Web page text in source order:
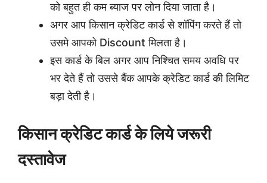
को बहुत ही कम ब्याज पर लोन दिया जाता है।
अगर आप किसान क्रेडिट कार्ड से शॉपिंग करते हैं तो
उसमे आपको Discount मिलता है।
इस कार्ड के बिल अगर आप निश्चित समय अवधि पर
भर देते हैं तो उससे बैंक आपके क्रेडिट कार्ड की लिमिट
बड़ा देती है।
किसान क्रेडिट कार्ड के लिये जरूरी
दस्तावेज